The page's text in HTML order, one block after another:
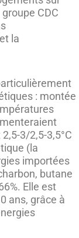
groupe CDC
la
: montée
3/2,5-3,5°C
(la
importées
butane
Elle est
ans, grâce à